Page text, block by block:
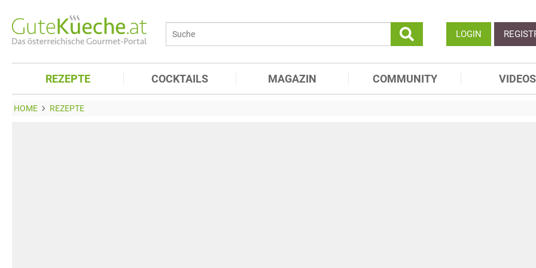
LOGIN
REZEPTE COCKTAILS MAGAZIN COMMUNITY VIDEOS
HOME REZEPTE